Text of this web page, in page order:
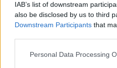
IAB’s list of downstream
also be disclosed by us to third
Downstream Participants that
Personal Data Processing
Moneybags
Rookie Treasure
Hunter
Apri
Veteran Treasure
Apri